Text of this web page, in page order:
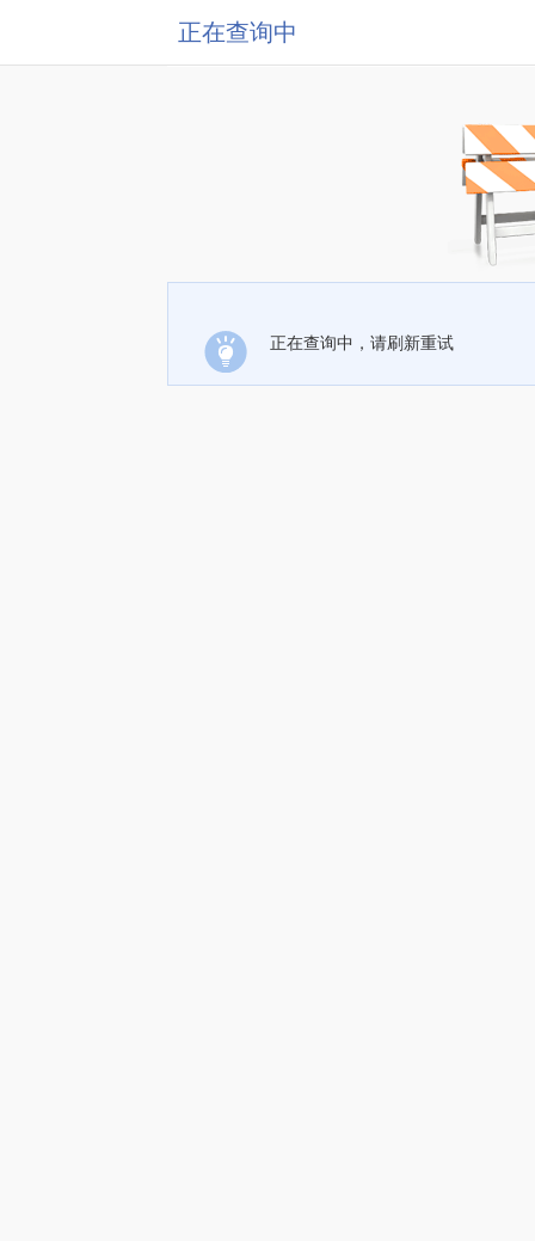
正在查询中
正在查询中，请刷新重试